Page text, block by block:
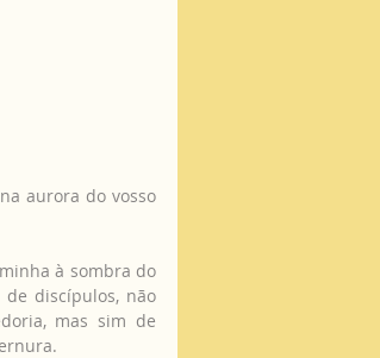
aurora do vosso
à sombra do
discípulos, não
mas sim de